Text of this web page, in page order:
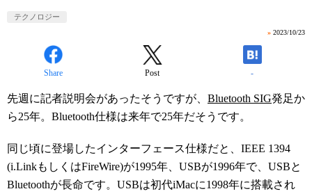
テクノロジー
» 2023/10/23
Share Post -
先週に記者説明会があったそうですが、 Bluetooth SIG発足か
ら25年。Bluetooth仕様は来年で25年だそうです。
同じ頃に登場したインターフェース仕様だと、IEEE 1394
(i.LinkもしくはFireWire)が1995年、USBが1996年で、USBと
Bluetoothが長命です。USBは初代iMacに1998年に搭載され